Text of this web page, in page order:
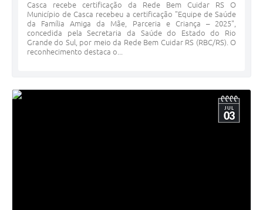
Casca recebe certificação da Rede Bem Cuidar RS O
Município de Casca recebeu a certificação "Equipe de Saúde
da Família Amiga da Mãe, Parceria e Criança – 2025",
concedida pela Secretaria da Saúde do Estado do Rio
Grande do Sul, por meio da Rede Bem Cuidar RS (RBC/RS). O
reconhecimento destaca o...
JUL
03